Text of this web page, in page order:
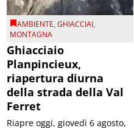
AMBIENTE,GHIACCIAI,
MONTAGNA
Ghiacciaio
Planpincieux,
riapertura diurna
della strada della Val
Ferret
Riapre oggi, giovedì 6 agosto,